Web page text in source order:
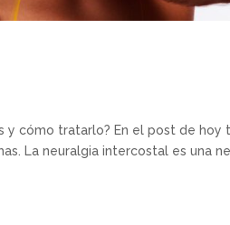
y cómo tratarlo? En el post de hoy
La neuralgia intercostal es una